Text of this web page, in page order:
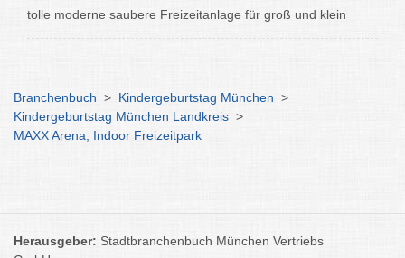
tolle moderne saubere Freizeitanlage für groß und klein
Branchenbuch > Kindergeburtstag München >
Kindergeburtstag München Landkreis >
MAXX Arena, Indoor Freizeitpark
Herausgeber: Stadtbranchenbuch München Vertriebs